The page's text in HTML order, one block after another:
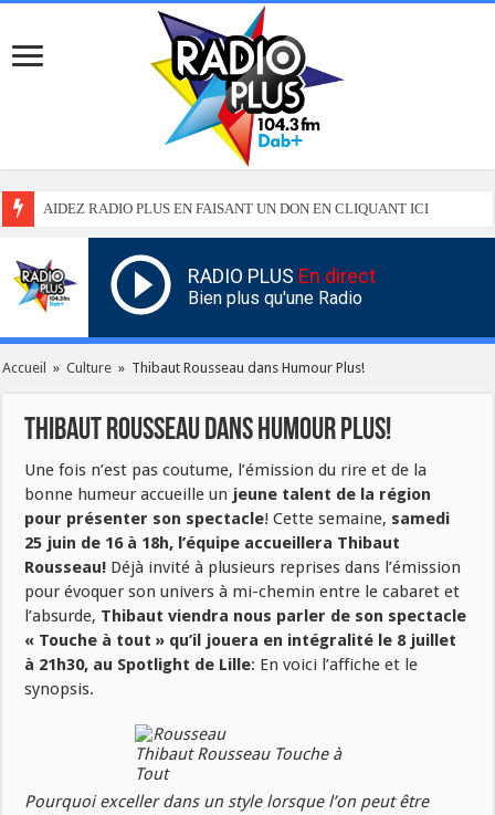
AIDEZ RADIO PLUS EN FAISANT UN DON EN CLIQUANT ICI
RADIO PLUS En direct
Bien plus qu'une Radio
Accueil » Culture » Thibaut Rousseau dans Humour Plus!
Thibaut Rousseau dans Humour Plus!
Une fois n’est pas coutume, l’émission du rire et de la
bonne humeur accueille un jeune talent de la région
pour présenter son spectacle! Cette semaine, samedi
25 juin de 16 à 18h, l’équipe accueillera Thibaut
Rousseau! Déjà invité à plusieurs reprises dans l’émission
pour évoquer son univers à mi-chemin entre le cabaret et
l’absurde, Thibaut viendra nous parler de son spectacle
« Touche à tout » qu’il jouera en intégralité le 8 juillet
à 21h30, au Spotlight de Lille: En voici l’affiche et le
synopsis.
Thibaut Rousseau Touche à
Tout
Pourquoi exceller dans un style lorsque l’on peut être